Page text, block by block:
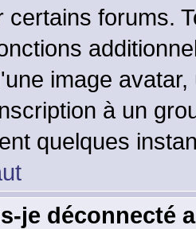
certains forums.
image
à un
quelques
je déconnecté